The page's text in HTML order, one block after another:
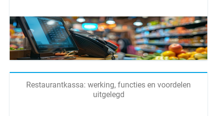
Restaurantkassa: werking, functies en voordelen
uitgelegd